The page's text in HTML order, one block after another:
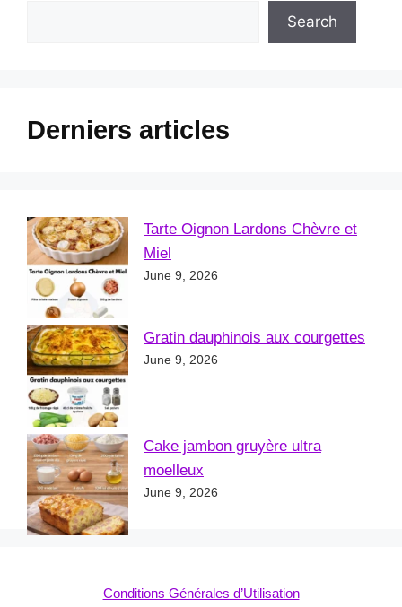
Search
Derniers articles
Tarte Oignon Lardons Chèvre et
Miel
June 9, 2026
Gratin dauphinois aux courgettes
June 9, 2026
Cake jambon gruyère ultra
moelleux
June 9, 2026
Conditions Générales d’Utilisation